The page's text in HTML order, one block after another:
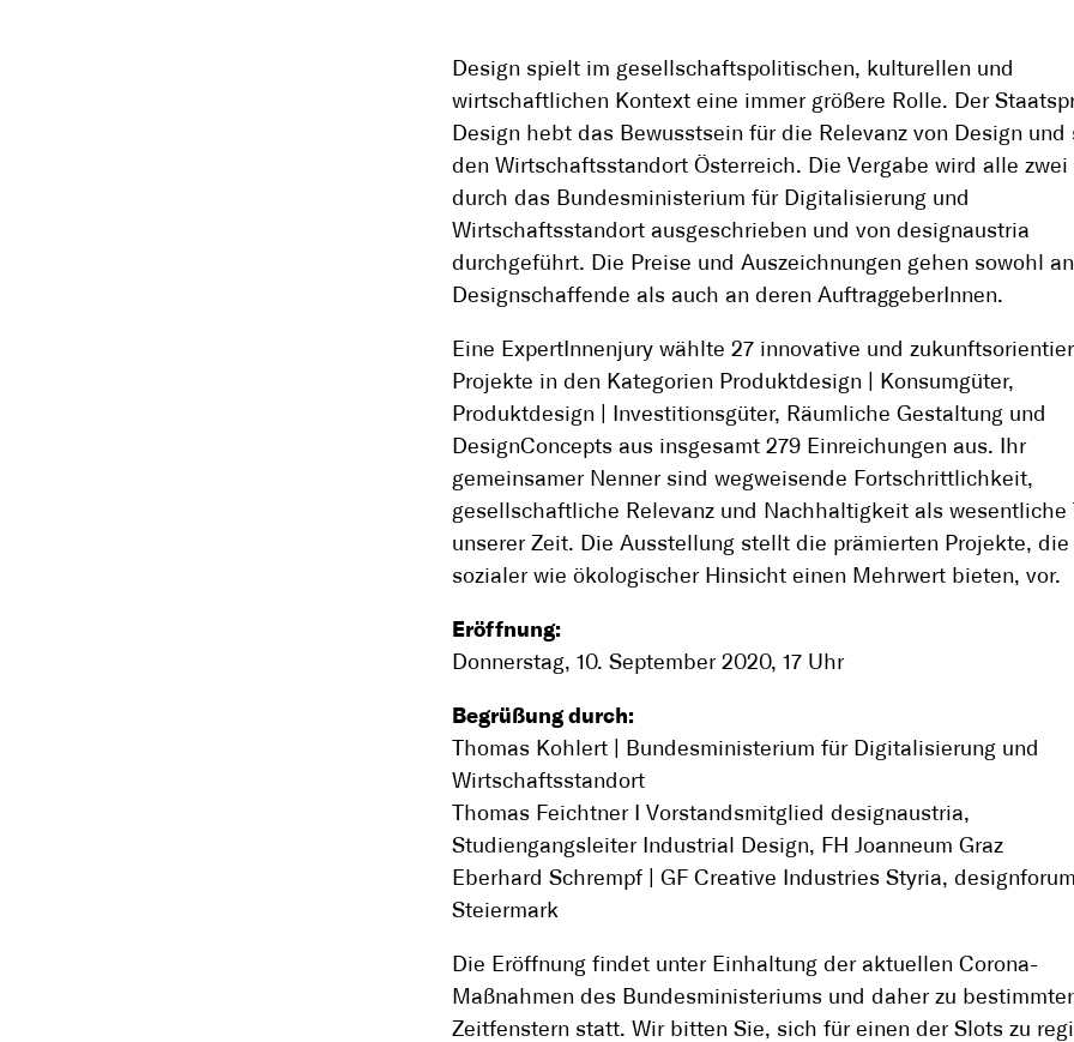
Design spielt im gesellschaftspolitischen, kulturellen und
wirtschaftlichen Kontext eine immer größere Rolle. Der
Design hebt das Bewusstsein für die Relevanz von Design und
den Wirtschaftsstandort Österreich. Die Vergabe wird alle zwei
durch das Bundesministerium für Digitalisierung und
Wirtschaftsstandort ausgeschrieben und von designaustria
durchgeführt. Die Preise und Auszeichnungen gehen sowohl an
Designschaffende als auch an deren AuftraggeberInnen.
Eine ExpertInnenjury wählte 27 innovative und
Projekte in den Kategorien Produktdesign | Konsumgüter,
Produktdesign | Investitionsgüter, Räumliche Gestaltung und
DesignConcepts aus insgesamt 279 Einreichungen aus. Ihr
gemeinsamer Nenner sind wegweisende Fortschrittlichkeit,
gesellschaftliche Relevanz und Nachhaltigkeit als wesentliche
unserer Zeit. Die Ausstellung stellt die prämierten Projekte, die
sozialer wie ökologischer Hinsicht einen Mehrwert bieten, vor.
Eröffnung:
Donnerstag, 10. September 2020, 17 Uhr
Begrüßung durch:
Thomas Kohlert | Bundesministerium für Digitalisierung und
Wirtschaftsstandort
Thomas Feichtner I Vorstandsmitglied designaustria,
Studiengangsleiter Industrial Design, FH Joanneum Graz
Eberhard Schrempf | GF Creative Industries Styria,
Steiermark
Die Eröffnung findet unter Einhaltung der aktuellen Corona-
Maßnahmen des Bundesministeriums und daher zu
Zeitfenstern statt. Wir bitten Sie, sich für einen der Slots zu